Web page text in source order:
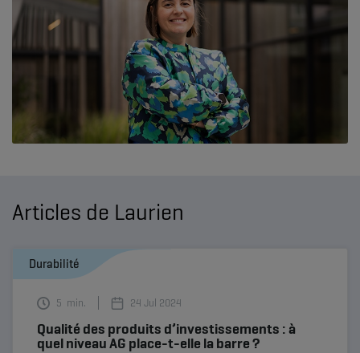
Articles de Laurien
Durabilité
5 min. 24 Jul 2024
Qualité des produits d’investissements : à
quel niveau AG place-t-elle la barre ?